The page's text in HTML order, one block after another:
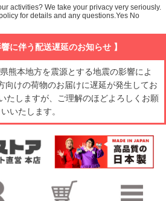
に伴う配送遅延のお知らせ 】
熊本地方を震源とする地震の影響によ
向けの荷物のお届けに遅延が発生してお
たしますが、ご理解のほどよろしくお願
いいたします。
activities? We take your privacy very seriously.
for details and any questions.Yes No